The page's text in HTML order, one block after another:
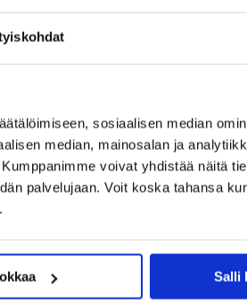
sosiaalisen median
median, mainosalan ja
voivat yhdistää näitä
palvelujaan. Voit koska tahansa
.
Salli
pitämään johtoaan
jaMarkku
muutamien tilanteiden
hyökkääjäDavid Tomášek,
ja päästävät vastustajan